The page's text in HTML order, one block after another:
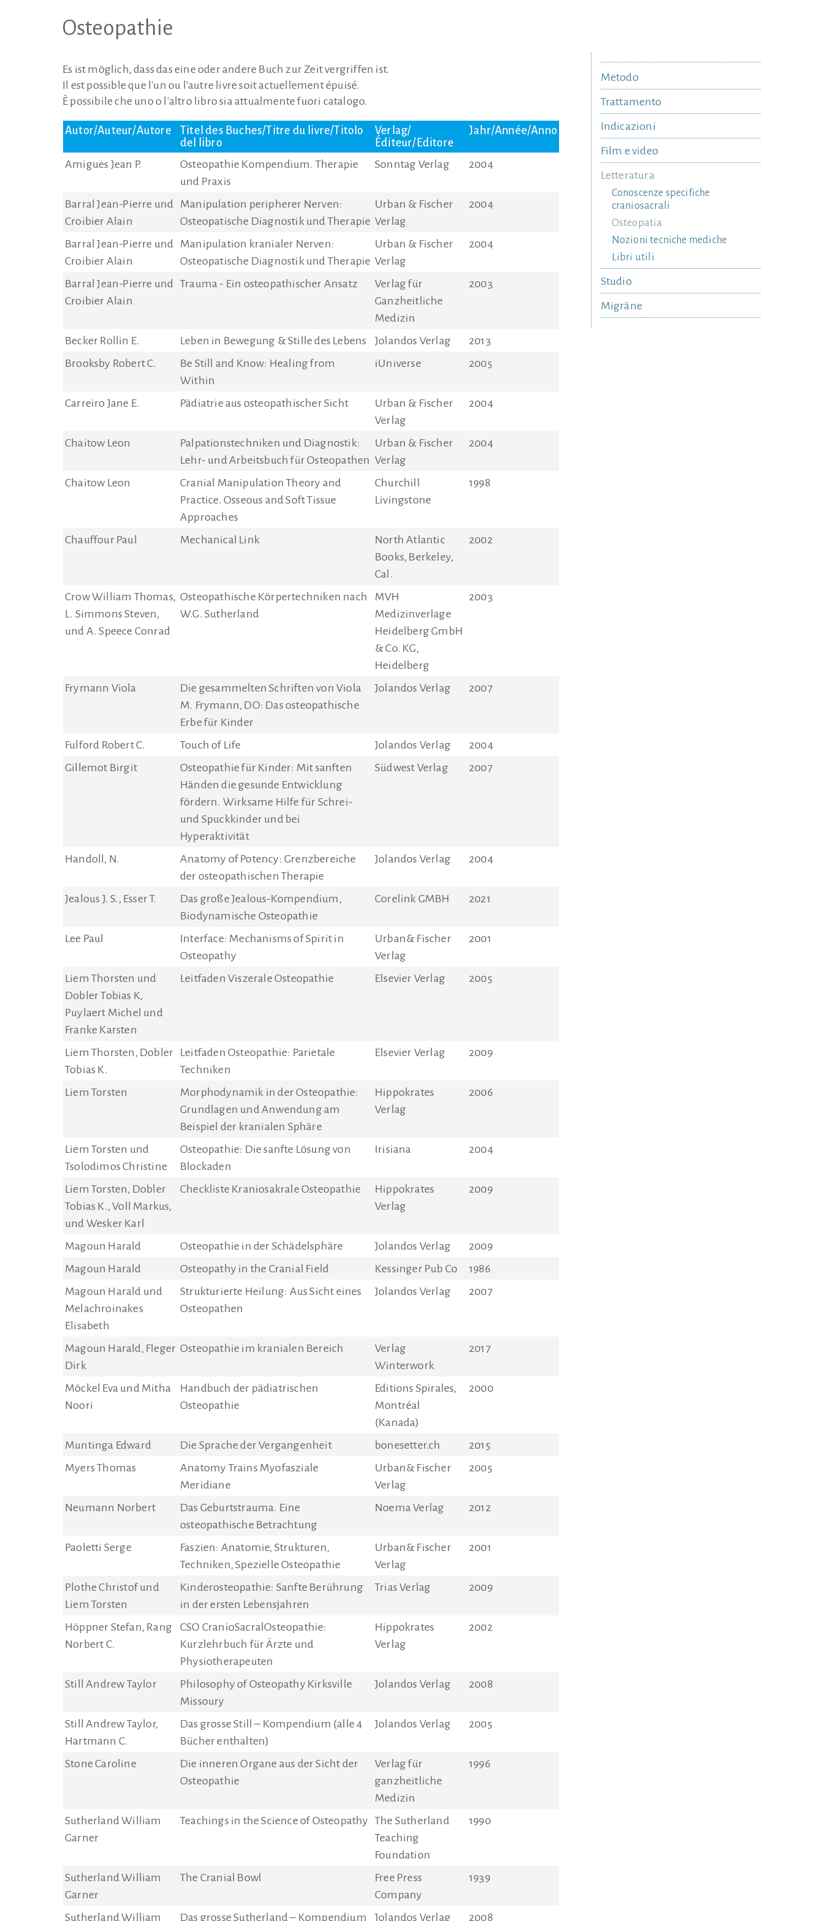
Osteopathie
Es ist möglich, dass das eine oder andere Buch zur Zeit vergriffen ist.
Il est possible que l'un ou l'autre livre soit actuellement épuisé.
È possibile che uno o l'altro libro sia attualmente fuori catalogo.
Autor/Auteur/Autore
Titel des Buches/Titre du livre/Titolo
del libro
Verlag/
Éditeur/Editore
Jahr/Année/Anno
Amigues Jean P.
Osteopathie Kompendium. Therapie
und Praxis
Sonntag Verlag 2004
Barral Jean-Pierre und
Croibier Alain
Manipulation peripherer Nerven:
Osteopatische Diagnostik und Therapie
Urban & Fischer
Verlag
2004
Barral Jean-Pierre und
Croibier Alain
Manipulation kranialer Nerven:
Osteopatische Diagnostik und Therapie
Urban & Fischer
Verlag
2004
Barral Jean-Pierre und
Croibier Alain
Trauma - Ein osteopathischer Ansatz
Verlag für
Ganzheitliche
Medizin
2003
Becker Rollin E. Leben in Bewegung & Stille des Lebens Jolandos Verlag
2013
Brooksby Robert C.
Be Still and Know: Healing from
Within
iUniverse 2005
Carreiro Jane E. Pädiatrie aus osteopathischer Sicht
Urban & Fischer
Verlag
2004
Chaitow Leon
Palpationstechniken und Diagnostik:
Lehr- und Arbeitsbuch für Osteopathen
Urban & Fischer
Verlag
2004
Chaitow Leon
Cranial Manipulation Theory and
Practice. Osseous and Soft Tissue
Approaches
Churchill
Livingstone
1998
Chauffour Paul Mechanical Link
North Atlantic
Books, Berkeley,
Cal.
2002
Crow William Thomas,
L. Simmons Steven,
und A. Speece Conrad
Osteopathische Körpertechniken nach
W.G. Sutherland
MVH
Medizinverlage
Heidelberg GmbH
& Co. KG,
Heidelberg
2003
Frymann Viola
Die gesammelten Schriften von Viola
M. Frymann, DO: Das osteopathische
Erbe für Kinder
Jolandos Verlag 2007
Fulford Robert C. Touch of Life Jolandos Verlag
2004
Gillemot Birgit
Osteopathie für Kinder: Mit sanften
Händen die gesunde Entwicklung
fördern. Wirksame Hilfe für Schrei-
und Spuckkinder und bei
Hyperaktivität
Südwest Verlag 2007
Handoll, N.
Anatomy of Potency: Grenzbereiche
der osteopathischen Therapie
Jolandos Verlag 2004
Jealous J. S., Esser T.
Das große Jealous-Kompendium,
Biodynamische Osteopathie
Corelink GMBH 2021
Lee Paul
Interface: Mechanisms of Spirit in
Osteopathy
Urban& Fischer
Verlag
2001
Liem Thorsten und
Dobler Tobias K,
Puylaert Michel und
Franke Karsten
Leitfaden Viszerale Osteopathie Elsevier Verlag 2005
Liem Thorsten, Dobler
Tobias K.
Leitfaden Osteopathie: Parietale
Techniken
Elsevier Verlag 2009
Liem Torsten
Morphodynamik in der Osteopathie:
Grundlagen und Anwendung am
Beispiel der kranialen Sphäre
Hippokrates
Verlag
2006
Liem Torsten und
Tsolodimos Christine
Osteopathie: Die sanfte Lösung von
Blockaden
Irisiana 2004
Liem Torsten, Dobler
Tobias K., Voll Markus,
und Wesker Karl
Checkliste Kraniosakrale Osteopathie
Hippokrates
Verlag
2009
Magoun Harald Osteopathie in der Schädelsphäre Jolandos Verlag
2009
Magoun Harald
Osteopathy in the Cranial Field Kessinger Pub Co
1986
Magoun Harald und
Melachroinakes
Elisabeth
Strukturierte Heilung: Aus Sicht eines
Osteopathen
Jolandos Verlag 2007
Magoun Harald, Fleger
Dirk
Osteopathie im kranialen Bereich
Verlag
Winterwork
2017
Möckel Eva und Mitha
Noori
Handbuch der pädiatrischen
Osteopathie
Editions Spirales,
Montréal
(Kanada)
2000
Muntinga Edward Die Sprache der Vergangenheit bonesetter.ch
2015
Myers Thomas
Anatomy Trains Myofasziale
Meridiane
Urban& Fischer
Verlag
2005
Neumann Norbert
Das Geburtstrauma. Eine
osteopathische Betrachtung
Noema Verlag 2012
Paoletti Serge
Faszien: Anatomie, Strukturen,
Techniken, Spezielle Osteopathie
Urban& Fischer
Verlag
2001
Plothe Christof und
Liem Torsten
Kinderosteopathie: Sanfte Berührung
in der ersten Lebensjahren
Trias Verlag 2009
Höppner Stefan, Rang
Norbert C.
CSO CranioSacralOsteopathie:
Kurzlehrbuch für Ärzte und
Physiotherapeuten
Hippokrates
Verlag
2002
Still Andrew Taylor
Philosophy of Osteopathy Kirksville
Missoury
Jolandos Verlag 2008
Still Andrew Taylor,
Hartmann C.
Das grosse Still – Kompendium (alle 4
Bücher enthalten)
Jolandos Verlag 2005
Stone Caroline
Die inneren Organe aus der Sicht der
Osteopathie
Verlag für
ganzheitliche
Medizin
1996
Sutherland William
Garner
Teachings in the Science of Osteopathy The Sutherland
Teaching
Foundation
1990
Sutherland William
Garner
The Cranial Bowl
Free Press
Company
1939
Sutherland William Das grosse Sutherland – Kompendium Jolandos Verlag 2008
Metodo
Trattamento
Indicazioni
Film e video
Letteratura
Conoscenze specifiche
craniosacrali
Osteopatia
Nozioni tecniche mediche
Libri utili
Studio
Migräne